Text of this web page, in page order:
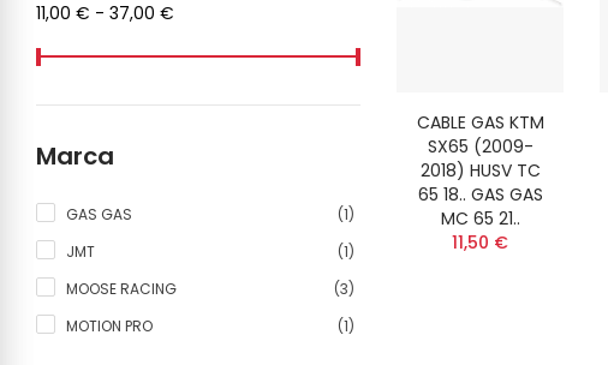
CABLE GAS KTM
SX65 (2009-
2018) HUSV TC
65 18.. GAS GAS
MC 65 21..
11,50 €
11,00 € - 37,00 €
Marca
GAS GAS
(1)
JMT
(1)
MOOSE RACING
(3)
MOTION PRO
(1)